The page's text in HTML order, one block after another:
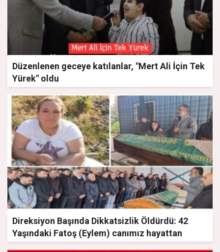
Düzenlenen geceye katılanlar, "Mert Ali İçin Tek
Yürek" oldu
Direksiyon Başında Dikkatsizlik Öldürdü: 42
Yaşındaki Fatoş (Eylem) canımız hayattan